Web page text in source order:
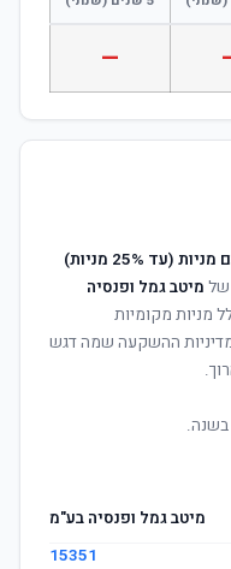
—
25% מניות)
של מיטב גמל ופנסיה
מניות מקומיות
מדיניות ההשקעה שמה דגש
בשנה.
מיטב גמל ופנסיה בע"מ
15351